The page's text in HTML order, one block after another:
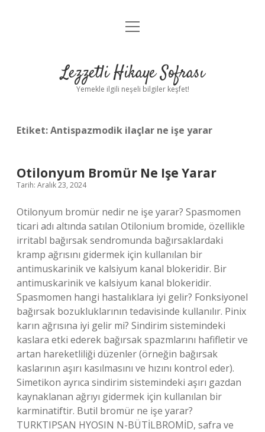
Anasayfa
Yasal Uyarı
menüyü
Lezzetli Hikaye Sofrası
Yemekle ilgili neşeli bilgiler keşfet!
Etiket:Antispazmodik ilaçlar ne işe yarar
Otilonyum Bromür Ne Işe Yarar
Tarih: Aralık 23, 2024
Otilonyum bromür nedir ne işe yarar? Spasmomen
ticari adı altında satılan Otilonium bromide, özellikle
irritabl bağırsak sendromunda bağırsaklardaki
kramp ağrısını gidermek için kullanılan bir
antimuskarinik ve kalsiyum kanal blokeridir. Bir
antimuskarinik ve kalsiyum kanal blokeridir.
Spasmomen hangi hastalıklara iyi gelir? Fonksiyonel
bağırsak bozukluklarının tedavisinde kullanılır. Pinix
karın ağrısına iyi gelir mi? Sindirim sistemindeki
kaslara etki ederek bağırsak spazmlarını hafifletir ve
artan hareketliliği düzenler (örneğin bağırsak
kaslarının aşırı kasılmasını ve hızını kontrol eder).
Simetikon ayrıca sindirim sistemindeki aşırı gazdan
kaynaklanan ağrıyı gidermek için kullanılan bir
karminatiftir. Butil bromür ne işe yarar?
TURKTIPSAN HYOSIN N-BÜTİLBROMİD, safra ve